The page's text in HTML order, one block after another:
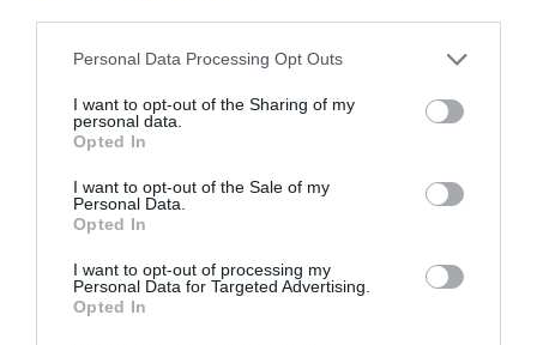
Personal Data Processing Opt Outs
I want to opt-out of the Sharing of my
personal data.
Opted In
I want to opt-out of the Sale of my
Personal Data.
Opted In
I want to opt-out of processing my
Personal Data for Targeted Advertising.
Opted In
Φωτογράφος:Γιώργος Καλφαμανώλης
Trailer παράστασης:Ηλίας Σπυρόπουλος
Πρωταγωνιστούν (με σειρά εμφάνισης):
Κώστας Μακεδόνας, Ελένη Καστάνη, Δανάη
Λουκάκη, Μαριαλένα Ροζάκη, Αρμάντ Εδουάρδος
Μενετιάν, Βασίλης Αθανασόπουλος, Δημήτρης
Φραγκιόγλουκαι ηΕυαγγελία Μουμούρη
Στο ρόλο του Οσπώ ο